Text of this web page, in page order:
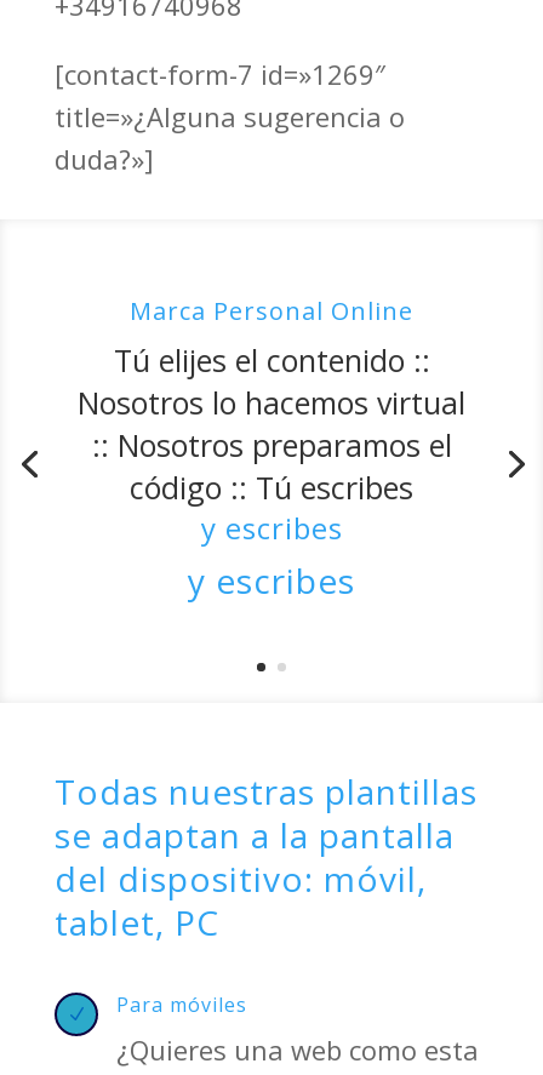
[contact-form-7 id=»1269″
title=»¿Alguna sugerencia o
duda?»]
Marca Personal Online
Tú elijes el contenido ::
Nosotros lo hacemos virtual
:: Nosotros preparamos el
código :: Tú escribes
y escribes
y escribes
Todas nuestras plantillas
se adaptan a la pantalla
del dispositivo: móvil,
tablet, PC
N Para móviles
¿Quieres una web como esta